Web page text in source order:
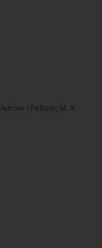
Adroer i Pellicer, M. A.